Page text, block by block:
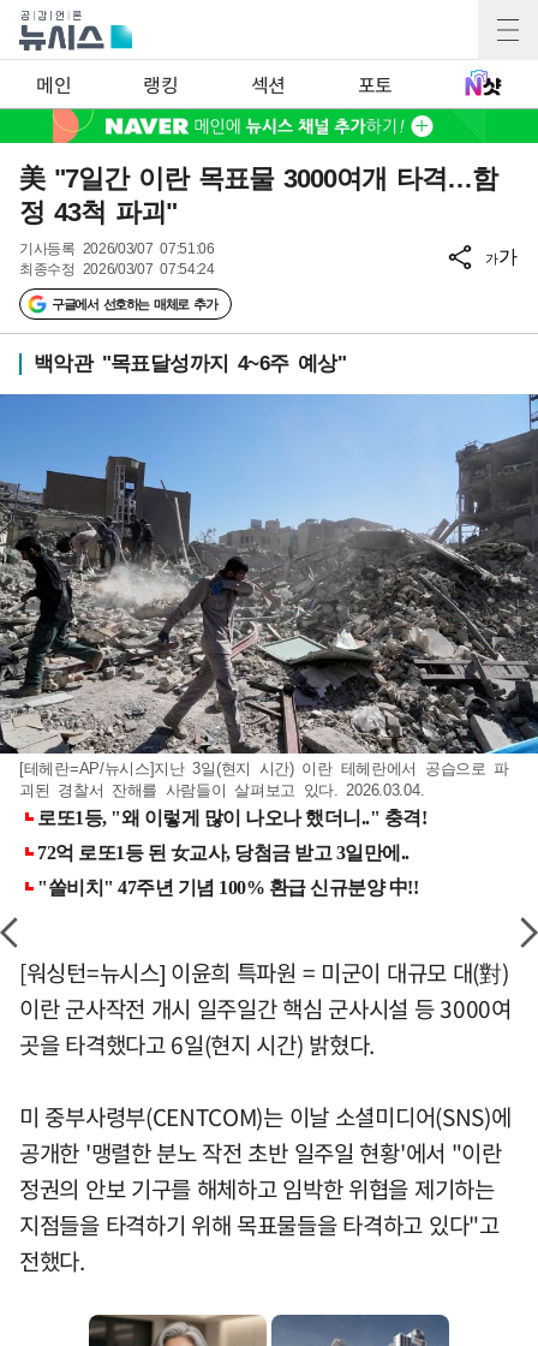
메인 랭킹 섹션 포토
美 "7일간 이란 목표물 3000여개 타격…함
정 43척 파괴"
기사등록 2026/03/07 07:51:06
최종수정 2026/03/07 07:54:24
구글에서 선호하는 매체로 추가
가가
백악관 "목표달성까지 4~6주 예상"
[테헤란=AP/뉴시스]지난 3일(현지 시간) 이란 테헤란에서 공습으로 파
괴된 경찰서 잔해를 사람들이 살펴보고 있다. 2026.03.04.
[워싱턴=뉴시스] 이윤희 특파원 = 미군이 대규모 대(對)
이란 군사작전 개시 일주일간 핵심 군사시설 등 3000여
곳을 타격했다고 6일(현지 시간) 밝혔다.
미 중부사령부(CENTCOM)는 이날 소셜미디어(SNS)에
공개한 '맹렬한 분노 작전 초반 일주일 현황'에서 "이란
정권의 안보 기구를 해체하고 임박한 위협을 제기하는
지점들을 타격하기 위해 목표물들을 타격하고 있다"고
전했다.